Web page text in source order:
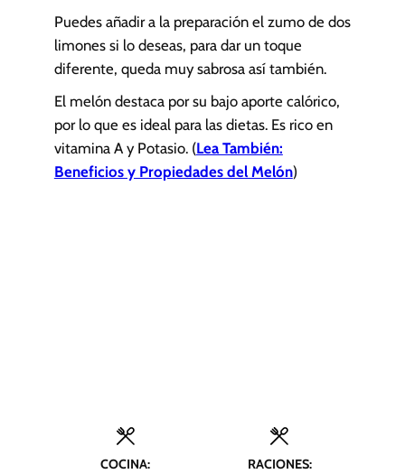
Puedes añadir a la preparación el zumo de dos
limones si lo deseas, para dar un toque
diferente, queda muy sabrosa así también.
El melón destaca por su bajo aporte calórico,
por lo que es ideal para las dietas. Es rico en
vitamina A y Potasio. (Lea También:
Beneficios y Propiedades del Melón)
COCINA: RACIONES: